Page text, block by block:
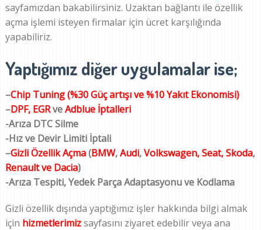
sayfamızdan bakabilirsiniz. Uzaktan bağlantı ile özellik
açma işlemi isteyen firmalar için ücret karşılığında
yapabiliriz.
Yaptığımız diğer uygulamalar ise;
–Chip Tuning (%30 Güç artışı ve %10 Yakıt Ekonomisi)
–DPF, EGRveAdblue İptalleri
-Arıza DTC Silme
-Hız ve Devir Limiti İptali
–Gizli Özellik Açma(BMW,Audi,Volkswagen,Seat, Skoda,
Renault ve Dacia)
-Arıza Tespiti, Yedek Parça Adaptasyonu ve Kodlama
Gizli özellik dışında yaptığımız işler hakkında bilgi almak
için hizmetlerimizsayfasını ziyaret edebilir veya ana